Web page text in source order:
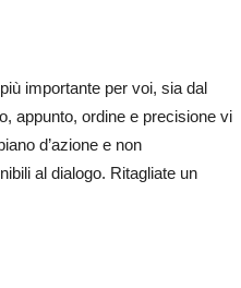
importante per voi, sia dal
appunto, ordine e precisione vi
d’azione e non
al dialogo. Ritagliate un